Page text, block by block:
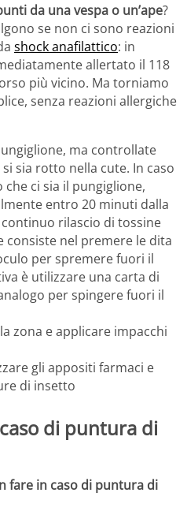
da una vespa o un’ape?
se non ci sono reazioni
shock anafilattico: in
allertato il 118
più vicino. Ma torniamo
senza reazioni allergiche
ma controllate
sia rotto nella cute. In caso
che ci sia il pungiglione,
entro 20 minuti dalla
rilascio di tossine
consiste nel premere le dita
per spremere fuori il
è utilizzare una carta di
per spingere fuori il
zona e applicare impacchi
gli appositi farmaci e
di insetto
di puntura di
fare in caso di puntura di